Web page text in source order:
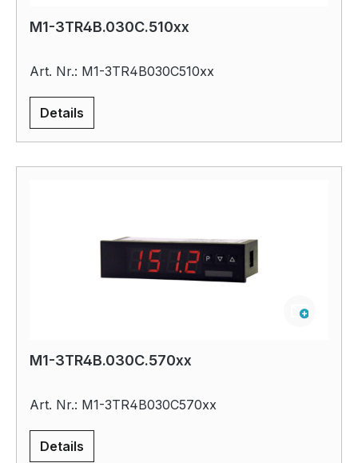
M1-3TR4B.030C.510xx
Art. Nr.: M1-3TR4B030C510xx
Details
M1-3TR4B.030C.570xx
Art. Nr.: M1-3TR4B030C570xx
Details